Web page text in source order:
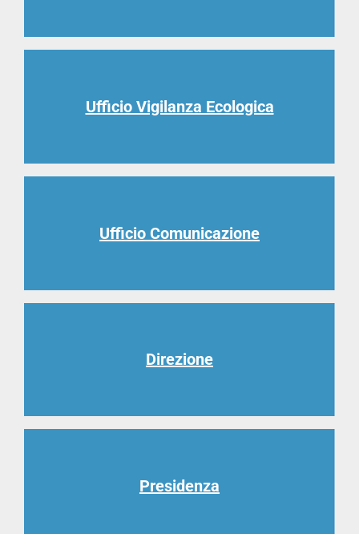
Ufficio Vigilanza Ecologica
Ufficio Comunicazione
Direzione
Presidenza